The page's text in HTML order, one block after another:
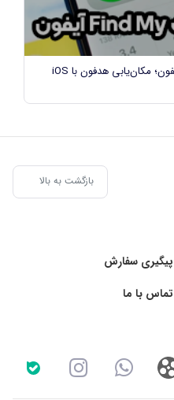
بازگشت به بالا
پیگیری سفارش
تماس با ما